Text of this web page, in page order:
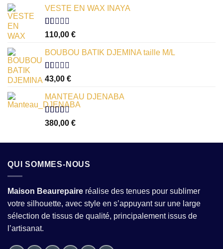
VESTE EN WAX INAYA
Note
sur
5
110,00 €
BOUBOU BATIK DJEMINA taille M/L
Note
1.00
sur
5
43,00 €
MANTEAU DJENABA
Note
380,00 €
QUI SOMMES-NOUS
Maison Beaurepaire réalise des tenues pour sublimer
votre silhouette, avec style en s’appuyant sur une large
sélection de tissus de qualité, principalement issus de
l’artisanat.